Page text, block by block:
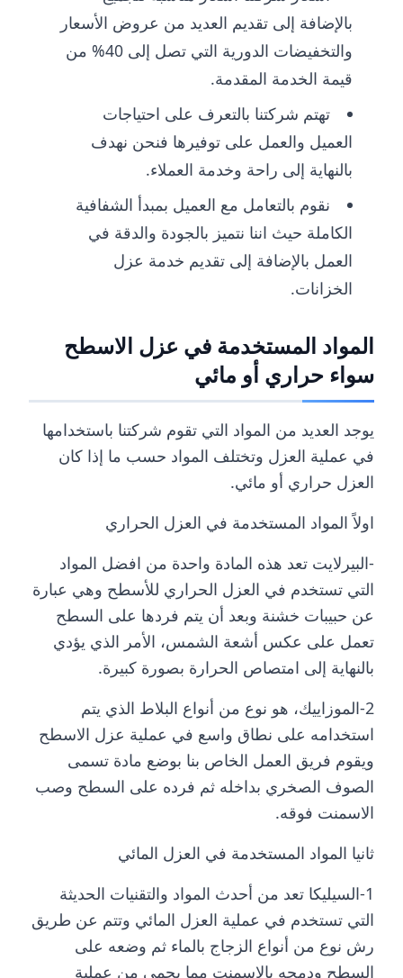
بالإضافة إلى تقديم العديد من عروض الأسعار
والتخفيضات الدورية التي تصل إلى 40% من
قيمة الخدمة المقدمة.
تهتم شركتنا بالتعرف على احتياجات
العميل والعمل على توفيرها فنحن نهدف
بالنهاية إلى راحة وخدمة العملاء.
نقوم بالتعامل مع العميل بمبدأ الشفافية
الكاملة حيث اننا نتميز بالجودة والدقة في
العمل بالإضافة إلى تقديم خدمة عزل
الخزانات.
المواد المستخدمة في عزل الاسطح
سواء حراري أو مائي
يوجد العديد من المواد التي تقوم شركتنا باستخدامها
في عملية العزل وتختلف المواد حسب ما إذا كان
العزل حراري أو مائي.
اولاً المواد المستخدمة في العزل الحراري
-البيرلايت تعد هذه المادة واحدة من افضل المواد
التي تستخدم في العزل الحراري للأسطح وهي عبارة
عن حبيبات خشنة وبعد أن يتم فردها على السطح
تعمل على عكس أشعة الشمس، الأمر الذي يؤدي
بالنهاية إلى امتصاص الحرارة بصورة كبيرة.
2-الموزاييك، هو نوع من أنواع البلاط الذي يتم
استخدامه على نطاق واسع في عملية عزل الاسطح
ويقوم فريق العمل الخاص بنا بوضع مادة تسمى
الصوف الصخري بداخله ثم فرده على السطح وصب
الاسمنت فوقه.
ثانيا المواد المستخدمة في العزل المائي
1-السيليكا تعد من أحدث المواد والتقنيات الحديثة
التي تستخدم في عملية العزل المائي وتتم عن طريق
رش نوع من أنواع الزجاج بالماء ثم وضعه على
السطح ودمجه بالاسمنت مما يحمي من عملية